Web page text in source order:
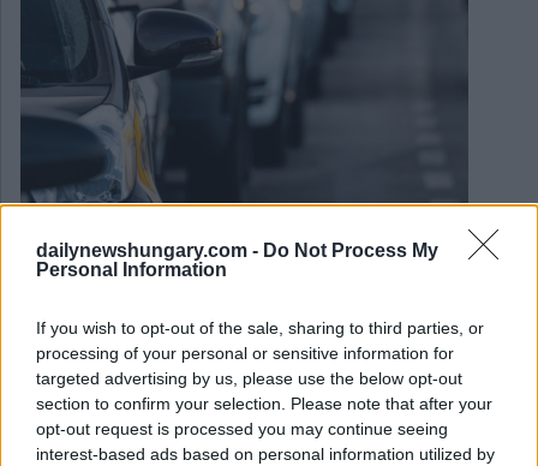
dailynewshungary.com - Do Not Process My
Personal Information
If you wish to opt-out of the sale, sharing to third parties, or
processing of your personal or sensitive information for
targeted advertising by us, please use the below opt-out
section to confirm your selection. Please note that after your
opt-out request is processed you may continue seeing
interest-based ads based on personal information utilized by
April 2, 2026
Budapest repariert 1.000 Schlaglöcher pro Tag: Der
schlechten Zustand versetzt